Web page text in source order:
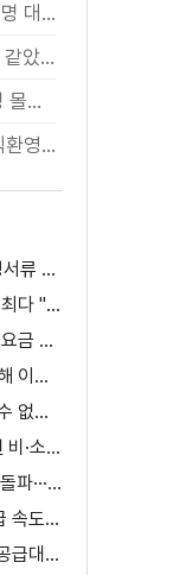
아르헨티나 동포 간담회 이재명 대통령 모두발언
그리스 크레타섬 산불···"악몽 같았다" [월드 투데이]
스페인 세우타, 이주민 5만 명 몰려 [월드 투데이]
이재명 대통령 칠레 방문 공식환영식
"복잡한 웹툰·웹소설 환불···증빙서류 요구까지"
식중독 환자 28% 증가···9월에 최다 "입추 방심 금물"
폭염 속 에어컨 사용 일상···전기요금 줄이려면?
농축산 현장 덮친 폭염···가축피해 이틀 새 28만 마리↑
폭염에 악취까지 이중고···멈출 수 없는 필수노동
'입추' 무색한 극한 더위···주말엔 비·소나기
전세사기 피해주택 매입 1만 호 돌파···피해 지원 속도
부동산 정책점검 2차 회의···공급 속도전 본격화하나
부동산 점검 2차 회의···수도권 공급대책 논의